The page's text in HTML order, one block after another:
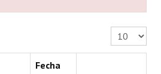
Cantidad a
Fecha